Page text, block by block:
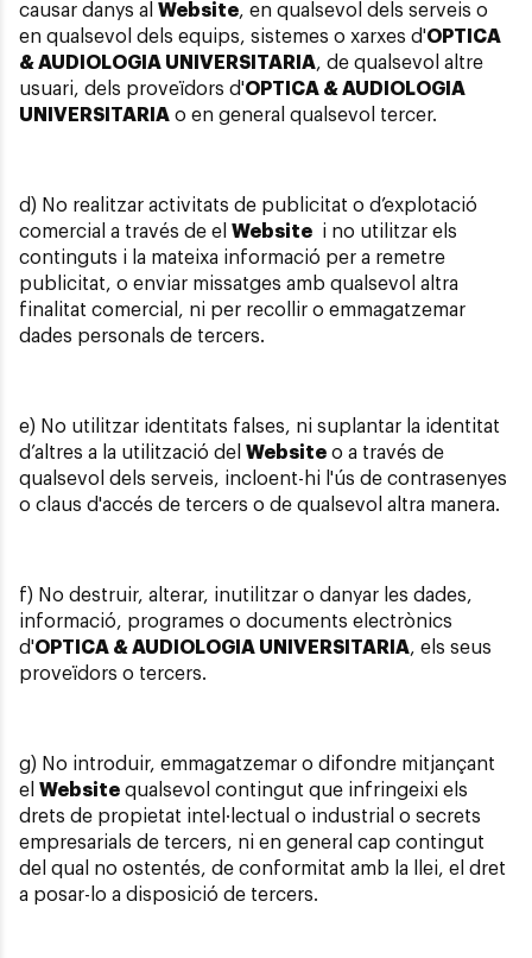
causar danys al Website, en qualsevol dels serveis o
en qualsevol dels equips, sistemes o xarxes d'OPTICA
& AUDIOLOGIA UNIVERSITARIA, de qualsevol altre
usuari, dels proveïdors d'OPTICA & AUDIOLOGIA
UNIVERSITARIA o en general qualsevol tercer.
d) No realitzar activitats de publicitat o d’explotació
comercial a través de el Website i no utilitzar els
continguts i la mateixa informació per a remetre
publicitat, o enviar missatges amb qualsevol altra
finalitat comercial, ni per recollir o emmagatzemar
dades personals de tercers.
e) No utilitzar identitats falses, ni suplantar la identitat
d’altres a la utilització del Website o a través de
qualsevol dels serveis, incloent-hi l'ús de contrasenyes
o claus d'accés de tercers o de qualsevol altra manera.
f) No destruir, alterar, inutilitzar o danyar les dades,
informació, programes o documents electrònics
d'OPTICA & AUDIOLOGIA UNIVERSITARIA, els seus
proveïdors o tercers.
g) No introduir, emmagatzemar o difondre mitjançant
el Website qualsevol contingut que infringeixi els
drets de propietat intel·lectual o industrial o secrets
empresarials de tercers, ni en general cap contingut
del qual no ostentés, de conformitat amb la llei, el dret
a posar-lo a disposició de tercers.